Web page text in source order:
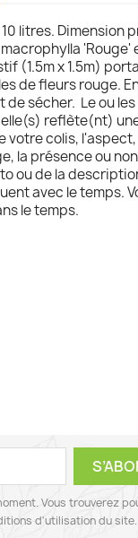
litres. Dimension
'Rouge'
(1.5m x 1.5m)
de fleurs rouge.
de sécher. Le ou
reflète(nt)
votre colis,
la présence ou
ou de la
avec le temps.
le temps.
Vous trouverez
d'utilisation du site.